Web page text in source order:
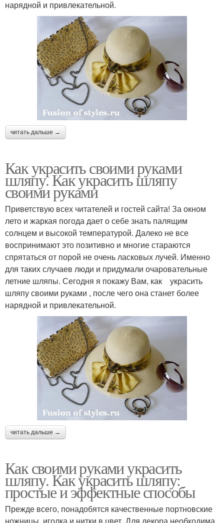
нарядной и привлекательной.
читать дальше →
Как украсить своими руками
шляпу. Как украсить шляпу
своими руками
Приветствую всех читателей и гостей сайта! За окном
лето и жаркая погода дает о себе знать палящим
солнцем и высокой температурой. Далеко не все
воспринимают это позитивно и многие стараются
спрятаться от порой не очень ласковых лучей. Именно
для таких случаев люди и придумали очаровательные
летние шляпы. Сегодня я покажу Вам, как украсить
шляпу своими руками , после чего она станет более
нарядной и привлекательной.
читать дальше →
Как своими руками украсить
шляпу. Как украсить шляпу:
простые и эффектные способы
Прежде всего, понадобятся качественные портновские